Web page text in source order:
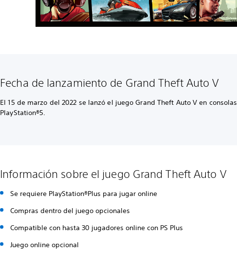
Fecha de lanzamiento de Grand Theft Auto V
El 15 de marzo del 2022 se lanzó el juego Grand Theft Auto V en consolas
PlayStation®5.
Información sobre el juego Grand Theft Auto V
Se requiere PlayStation®Plus para jugar online
Compras dentro del juego opcionales
Compatible con hasta 30 jugadores online con PS Plus
Juego online opcional